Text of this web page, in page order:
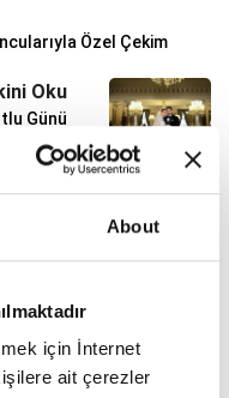
About
için İnternet
ait çerezler
Özel Çekim
Oku
Günü
Bilge Öztürk Kite